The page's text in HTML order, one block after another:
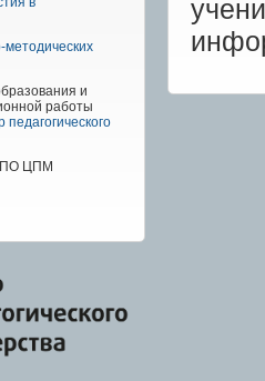
методических
и
работы
ЦПМ